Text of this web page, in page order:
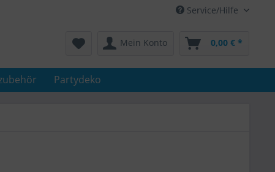
Service/Hilfe
Mein Konto 0,00 € *
Partydeko